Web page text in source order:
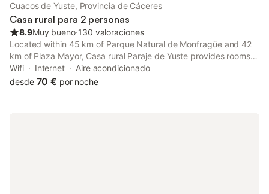
Cuacos de Yuste, Provincia de Cáceres
Casa rural para 2 personas
8.9Muy bueno⋅130 valoraciones
Located within 45 km of Parque Natural de Monfragüe and 42
km of Plaza Mayor, Casa rural Paraje de Yuste provides rooms
with air conditioning and a private bathroom in Cuacos de
Yuste.
Wifi Internet
Aire acondicionado
desde 70 € por noche